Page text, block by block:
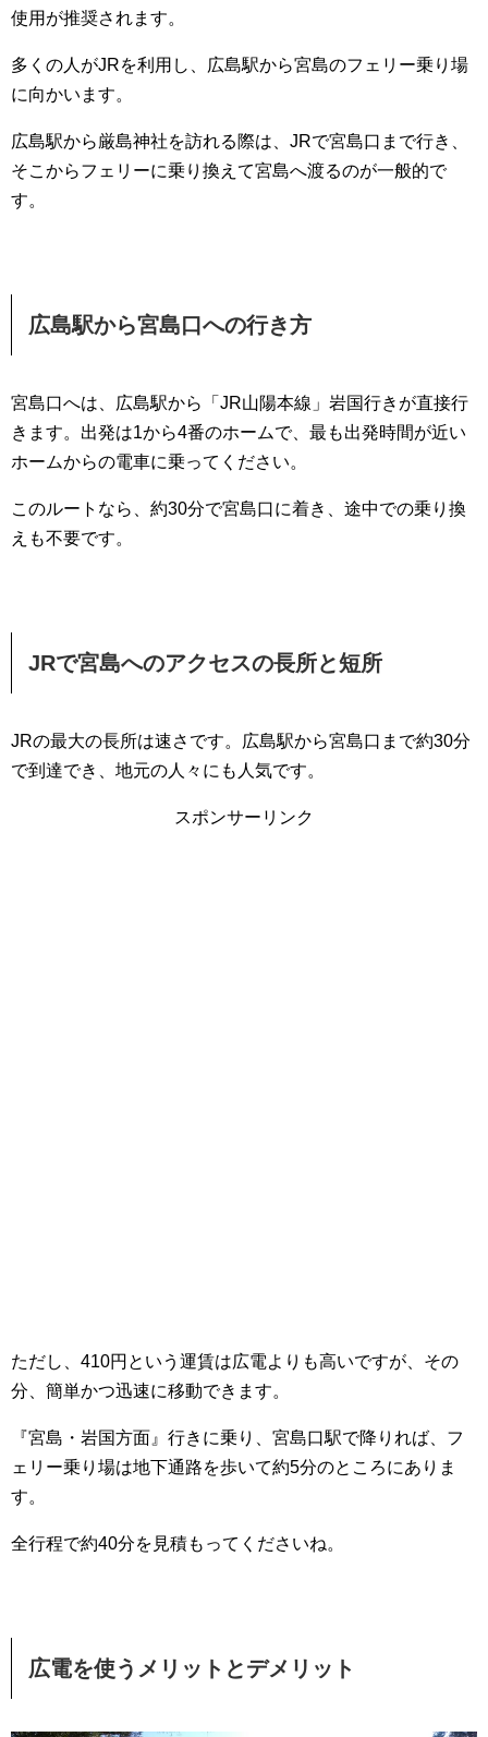
使用が推奨されます。
多くの人がJRを利用し、広島駅から宮島のフェリー乗り場
に向かいます。
広島駅から厳島神社を訪れる際は、JRで宮島口まで行き、
そこからフェリーに乗り換えて宮島へ渡るのが一般的で
す。
広島駅から宮島口への行き方
宮島口へは、広島駅から「JR山陽本線」岩国行きが直接行
きます。出発は1から4番のホームで、最も出発時間が近い
ホームからの電車に乗ってください。
このルートなら、約30分で宮島口に着き、途中での乗り換
えも不要です。
JRで宮島へのアクセスの長所と短所
JRの最大の長所は速さです。広島駅から宮島口まで約30分
で到達でき、地元の人々にも人気です。
スポンサーリンク
ただし、410円という運賃は広電よりも高いですが、その
分、簡単かつ迅速に移動できます。
『宮島・岩国方面』行きに乗り、宮島口駅で降りれば、フ
ェリー乗り場は地下通路を歩いて約5分のところにありま
す。
全行程で約40分を見積もってくださいね。
広電を使うメリットとデメリット